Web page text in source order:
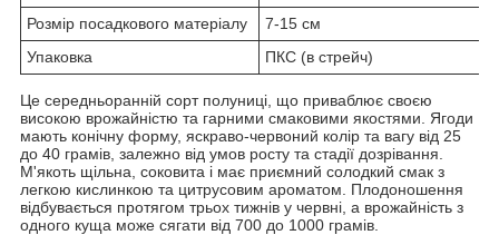
Розмір посадкового матеріалу
7-15 см
Упаковка
ПКС (в стрейч)
Це середньоранній сорт полуниці, що приваблює своєю
високою врожайністю та гарними смаковими якостями. Ягоди
мають конічну форму, яскраво-червоний колір та вагу від 25
до 40 грамів, залежно від умов росту та стадії дозрівання.
М'якоть щільна, соковита і має приємний солодкий смак з
легкою кислинкою та цитрусовим ароматом. Плодоношення
відбувається протягом трьох тижнів у червні, а врожайність з
одного куща може сягати від 700 до 1000 грамів.